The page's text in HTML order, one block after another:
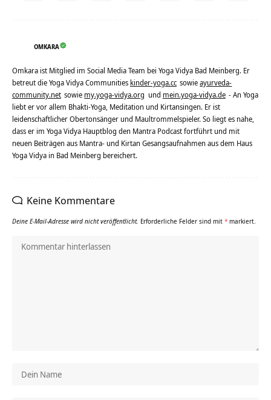
OMKARA
Omkara ist Mitglied im Social Media Team bei Yoga Vidya Bad Meinberg. Er
betreut die Yoga Vidya Communities kinder-yoga.cc sowieayurveda-
community.net sowie my.yoga-vidya.org und mein.yoga-vidya.de - An Yoga
liebt er vor allem Bhakti-Yoga, Meditation und Kirtansingen. Er ist
leidenschaftlicher Obertonsänger und Maultrommelspieler. So liegt es nahe,
dass er im Yoga Vidya Hauptblog den Mantra Podcast fortführt und mit
neuen Beiträgen aus Mantra- und Kirtan Gesangsaufnahmen aus dem Haus
Yoga Vidya in Bad Meinberg bereichert.
Keine Kommentare
Deine E-Mail-Adresse wird nicht veröffentlicht. Erforderliche Felder sind mit * markiert.